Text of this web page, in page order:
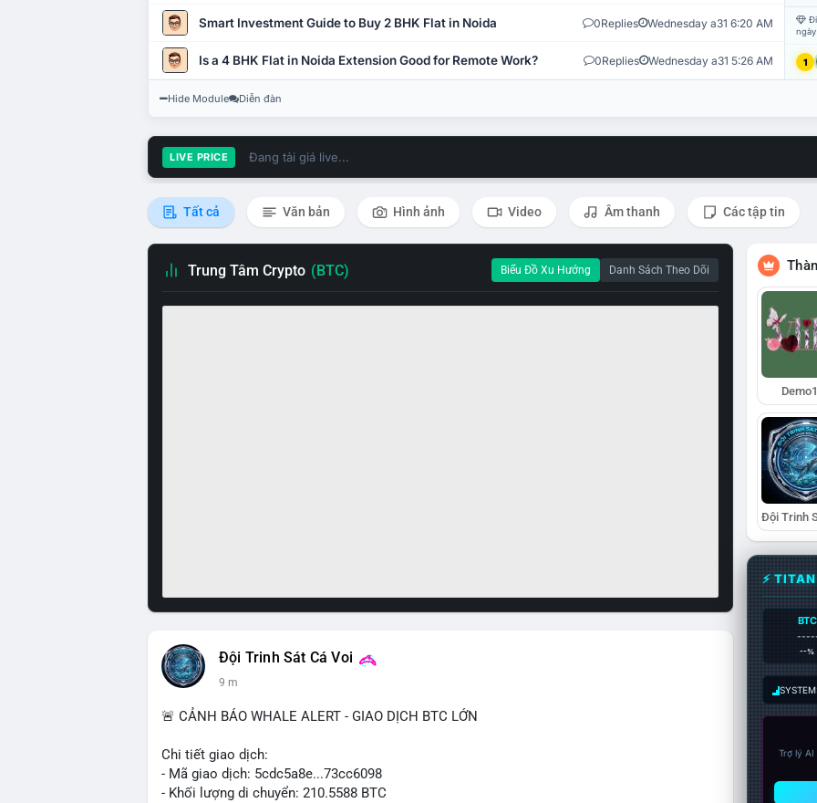
Smart Investment Guide to Buy 2 BHK Flat in Noida 0Replies Wednesday a31 6:20 AM
Is a 4 BHK Flat in Noida Extension Good for Remote Work? 0Replies Wednesday a31 5:26 AM 1
Hide Module Diễn đàn
LIVE PRICE Đang tải giá live...
Tất cả Văn bản Hình ảnh Video Âm thanh Các tập tin
Trung Tâm Crypto (BTC) Biểu Đồ Xu Hướng Danh Sách Theo Dõi
Đội Trinh Sát Cá Voi
9 m
🚨 CẢNH BÁO WHALE ALERT - GIAO DỊCH BTC LỚN
Chi tiết giao dịch:
- Mã giao dịch: 5cdc5a8e...73cc6098
- Khối lượng di chuyển: 210.5588 BTC
⚡
BTC
--%
Trợ lý